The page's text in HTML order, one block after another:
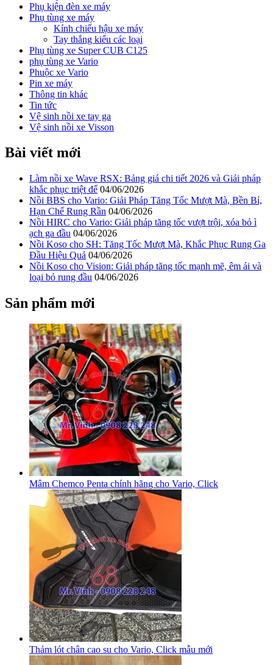
Phụ kiện đèn xe máy
Phụ tùng xe máy
Kính chiếu hậu xe máy
Tay thắng kiểu các loại
Phụ tùng xe Super CUB C125
phụ tùng xe Vario
Phuộc xe Vario
Pin xe máy
Thông tin khác
Tin tức
Vệ sinh nồi xe tay ga
Vệ sinh nồi xe Visson
Bài viết mới
Làm nồi xe Wave RSX: Bảng giá chi tiết 2026 và Giải pháp
khắc phục triệt để 04/06/2026
Nồi BBS cho Vario: Giải Pháp Tăng Tốc Mượt Mà, Bền Bỉ,
Hạn Chế Rung Rần 04/06/2026
Nồi HIRC cho Vario: Giải pháp tăng tốc vượt trội, xóa bỏ ì
ạch ga đầu 04/06/2026
Nồi Koso cho SH: Tăng Tốc Mượt Mà, Khắc Phục Rung Ga
Đầu Hiệu Quả 04/06/2026
Nồi Koso cho Vision: Giải pháp tăng tốc mạnh mẽ, êm ái và
loại bỏ rung đầu 04/06/2026
Sản phẩm mới
Mâm Chemco Penta chính hãng cho Vario, Click
Thảm lót chân cao su cho Vario, Click mẫu mới